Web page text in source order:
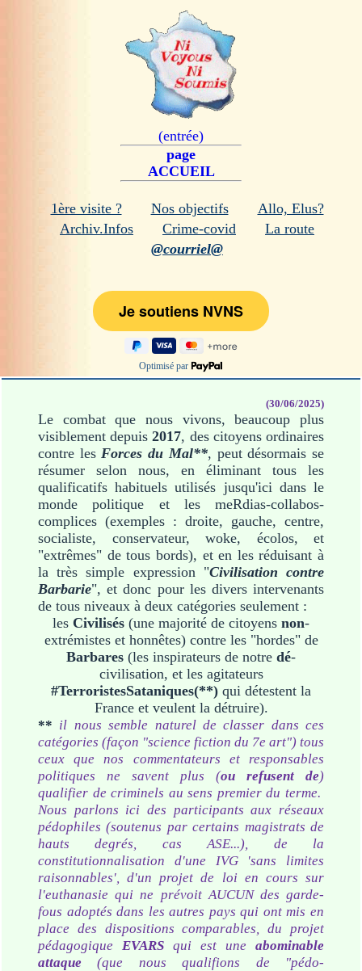
(entrée)
page
ACCUEIL
1ère visite ? Nos objectifs
Allo, Elus?
Archiv.Infos
Crime-covid
La route
@courriel@
Optimisé par
(30/06/2025)
Le combat que nous vivons, beaucoup plus
visiblement depuis2017, des citoyens ordinaires
contre lesForces du Mal**, peut désormais se
résumer selon nous, en éliminant tous les
qualificatifs habituels utilisés jusqu'ici dans le
monde politique et les meRdias-collabos-
complices (exemples : droite, gauche, centre,
socialiste, conservateur, woke, écolos, et
"extrêmes" de tous bords), et en les réduisant à
la très simple expression "Civilisation contre
Barbarie", et donc pour les divers intervenants
de tous niveaux à deux catégories seulement :
les Civilisés (une majorité de citoyens non-
extrémistes et honnêtes) contre les "hordes" de
Barbares (les inspirateurs de notre dé-
civilisation, et les agitateurs
#TerroristesSataniques(**) qui détestent la
France et veulent la détruire).
** il nous semble naturel de classer dans ces
catégories (façon "science fiction du 7e art") tous
ceux que nos commentateurs et responsables
politiques ne savent plus (ou refusent de)
qualifier de criminels au sens premier du terme.
Nous parlons ici des participants aux réseaux
pédophiles (soutenus par certains magistrats de
hauts degrés, cas ASE...), de la
constitutionnalisation d'une IVG 'sans limites
raisonnables', d'un projet de loi en cours sur
l'euthanasie qui ne prévoit AUCUN des garde-
fous adoptés dans les autres pays qui ont mis en
place des dispositions comparables, du projet
pédagogique EVARS qui est une abominable
attaque (que nous qualifions de "pédo-